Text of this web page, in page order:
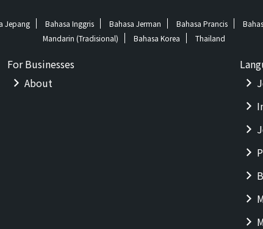
Jepang Bahasa Inggris Bahasa Jerman Bahasa Prancis
Mandarin (Tradisional)
Bahasa Korea Thailand
For Businesses
About